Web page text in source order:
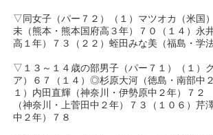
▽同女子（パー７２）（１）マツオカ（米国
未（熊本・熊本国府高３年）７０（１４）永
高１年）７３（２２）蛭田みな美（福島・学
▽１３～１４歳の部男子（パー７１）（１）
ア）６７（１４）◎杉原大河（徳島・南部中
１）内田直輝（神奈川・伊勢原中２年）７２
（神奈川・上菅田中２年）７３（１０６）芹
中２年）７８